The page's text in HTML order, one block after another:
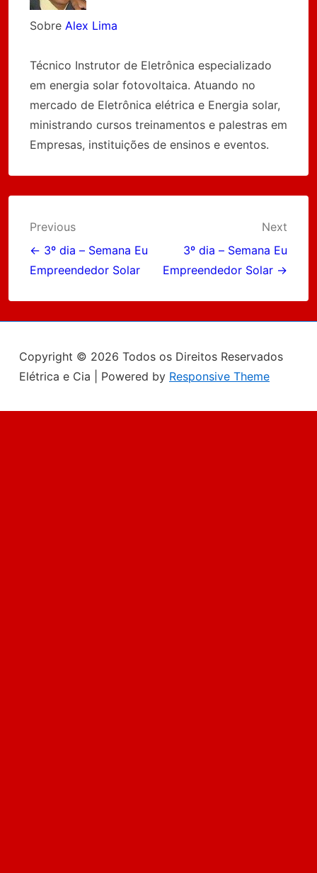
Sobre Alex Lima
Técnico Instrutor de Eletrônica especializado
em energia solar fotovoltaica. Atuando no
mercado de Eletrônica elétrica e Energia solar,
ministrando cursos treinamentos e palestras em
Empresas, instituições de ensinos e eventos.
Navegação
de
Post
Previous
← 3º dia – Semana Eu
Empreendedor Solar
Next
3º dia – Semana Eu
Empreendedor Solar →
Copyright © 2026 Todos os Direitos Reservados
Elétrica e Cia
| Powered by Responsive Theme